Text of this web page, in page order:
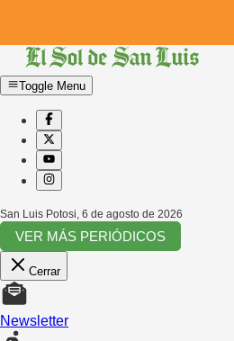
Toggle Menu
San Luis Potosi 6 de agosto de 2026
VER MÁS PERIÓDICOS
Cerrar
Newsletter